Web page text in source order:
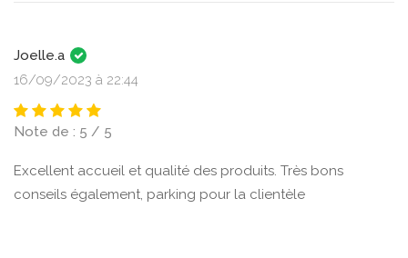
Joelle.a
16/09/2023 à 22:44
Note de : 5 / 5
Excellent accueil et qualité des produits. Très bons
conseils également, parking pour la clientèle